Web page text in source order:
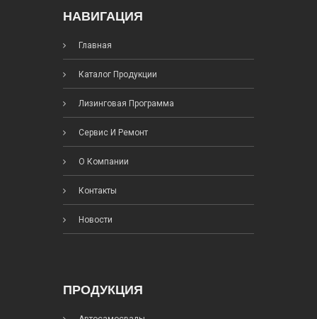
НАВИГАЦИЯ
Главная
Каталог Продукции
Лизинговая Программа
Сервис И Ремонт
О Компании
Контакты
Новости
ПРОДУКЦИЯ